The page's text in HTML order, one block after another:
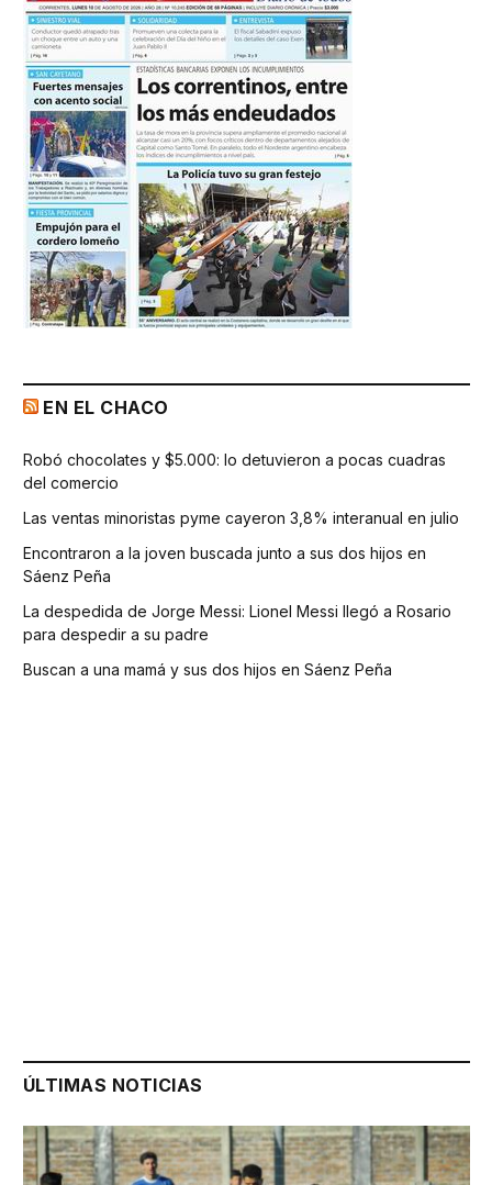
EN EL CHACO
Robó chocolates y $5.000: lo detuvieron a pocas cuadras
del comercio
Las ventas minoristas pyme cayeron 3,8% interanual en julio
Encontraron a la joven buscada junto a sus dos hijos en
Sáenz Peña
La despedida de Jorge Messi: Lionel Messi llegó a Rosario
para despedir a su padre
Buscan a una mamá y sus dos hijos en Sáenz Peña
ÚLTIMAS NOTICIAS